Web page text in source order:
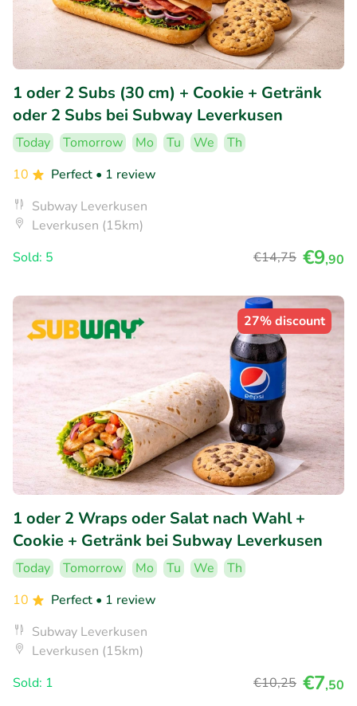
1 oder 2 Subs (30 cm) + Cookie + Getränk
oder 2 Subs bei Subway Leverkusen
Today Tomorrow Mo Tu We
Th
10
Perfect • 1 review
Subway Leverkusen
Leverkusen (15km)
Sold: 5
€14,75 €9,90
27% discount
1 oder 2 Wraps oder Salat nach Wahl +
Cookie + Getränk bei Subway Leverkusen
Today Tomorrow Mo Tu We
Th
10
Perfect • 1 review
Subway Leverkusen
Leverkusen (15km)
Sold: 1
€10,25 €7,50